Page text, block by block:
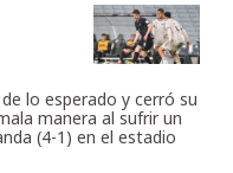
lo esperado y cerró su
manera al sufrir un
(4-1) en el estadio